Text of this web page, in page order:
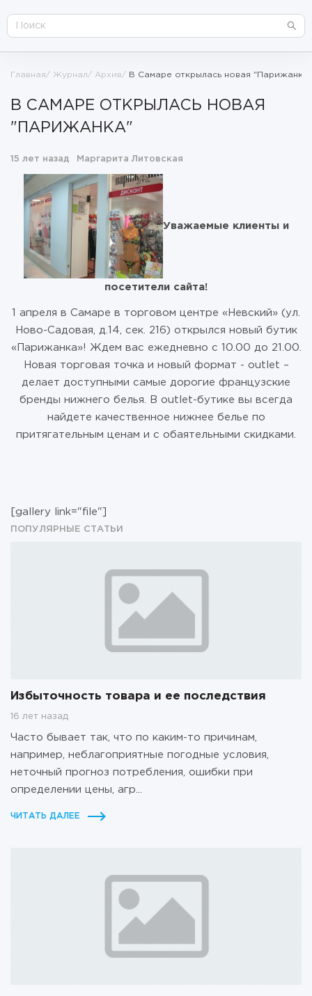
Главная Журнал Архив В Самаре открылась новая "Парижанка"
В САМАРЕ ОТКРЫЛАСЬ НОВАЯ
"ПАРИЖАНКА"
15 лет назад Маргарита Литовская
Уважаемые клиенты и
посетители сайта!
1 апреля в Самаре в торговом центре «Невский» (ул.
Ново-Садовая, д.14, сек. 216) открылся новый бутик
«Парижанка»! Ждем вас ежедневно с 10.00 до 21.00.
Новая торговая точка и новый формат - outlet –
делает доступными самые дорогие французские
бренды нижнего белья. В outlet-бутике вы всегда
найдете качественное нижнее белье по
притягательным ценам и с обаятельными скидками.
[gallery link="file"]
ПОПУЛЯРНЫЕ СТАТЬИ
Избыточность товара и ее последствия
16 лет назад
Часто бывает так, что по каким-то причинам,
например, неблагоприятные погодные условия,
неточный прогноз потребления, ошибки при
определении цены, агр...
ЧИТАТЬ ДАЛЕЕ